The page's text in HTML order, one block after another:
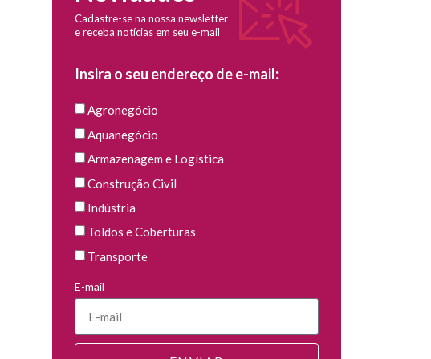
Cadastre-se na nossa newsletter
e receba notícias em seu e-mail
Insira o seu endereço de e-mail:
Agronegócio
Aquanegócio
Armazenagem e Logística
Construção Civil
Indústria
Toldos e Coberturas
Transporte
E-mail